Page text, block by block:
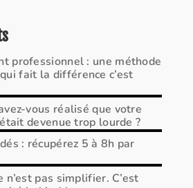
professionnel : une méthode
fait la différence c’est
vous réalisé que votre
devenue trop lourde ?
: récupérez 5 à 8h par
n’est pas simplifier. C’est